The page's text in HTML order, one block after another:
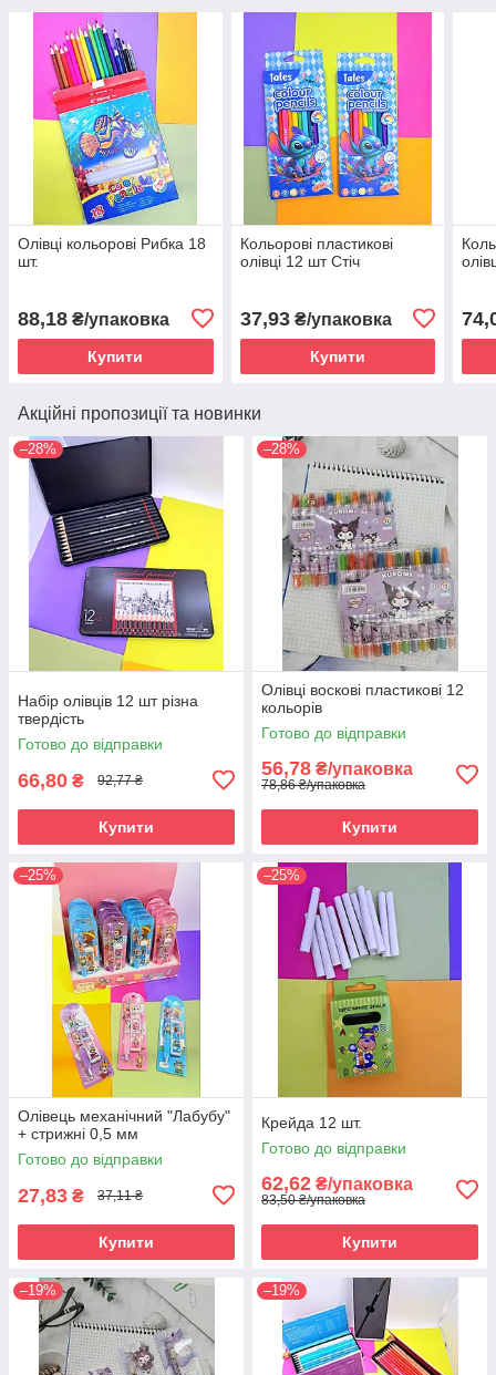
Олівці кольорові Рибка 18
шт.
88,18 ₴/упаковка
Купити
Кольорові пластикові
олівці 12 шт Стіч
37,93₴/упаковка
Купити
Акційні пропозиції та новинки
–28%
Набір олівців 12 шт різна
твердість
Готово до відправки
66,80 ₴ 92,77 ₴
Купити
–28%
Олівці воскові пластикові 12
кольорів
Готово до відправки
56,78 ₴/упаковка
78,86 ₴/упаковка
Купити
–25%
Олівець механічний "Лабубу"
+ стрижні 0,5 мм
Готово до відправки
27,83 ₴ 37,11 ₴
Купити
–25%
Крейда 12 шт.
Готово до відправки
62,62 ₴/упаковка
83,50 ₴/упаковка
Купити
–19% –19%